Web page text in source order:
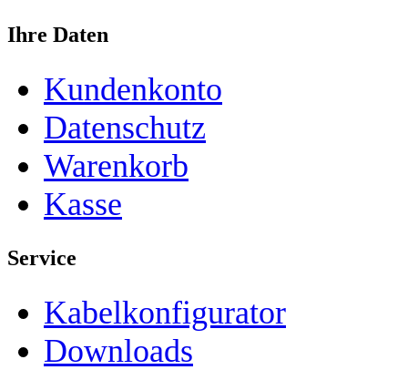
Ihre Daten
Kundenkonto
Datenschutz
Warenkorb
Kasse
Service
Kabelkonfigurator
Downloads